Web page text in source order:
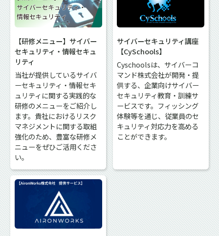
【研修メニュー】サイバー
セキュリティ・情報セキュ
リティ
当社が提供しているサイバ
ーセキュリティ・情報セキ
ュリティに関する実践的な
研修のメニューをご紹介し
ます。貴社におけるリスク
マネジメントに関する取組
強化のため、豊富な研修メ
ニューをぜひご活用くださ
い。
サイバーセキュリティ講座
【CySchools】
Cyschoolsは、サイバーコ
マンド株式会社が開発・提
供する、企業向けサイバー
セキュリティ教育・訓練サ
ービスです。フィッシング
体験等を通じ、従業員のセ
キュリティ対応力を高める
ことができます。